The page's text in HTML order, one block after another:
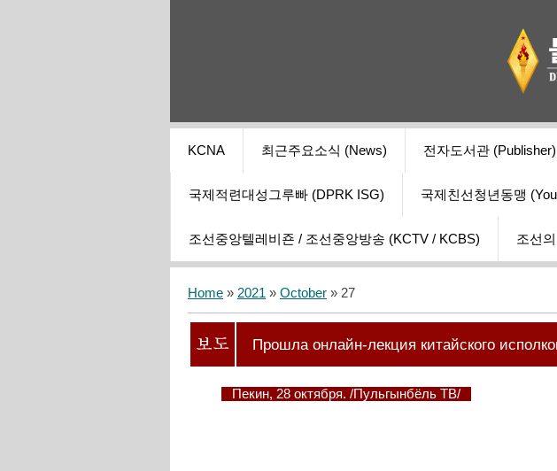
KCNA 최근주요소식 (News) 전자도서관 (Publisher)
국제적련대성그루빠 (DPRK ISG) 국제친선청년동맹
조선중앙텔레비죤 / 조선중앙방송 (KCTV / KCBS) 조선
Home » 2021 » October » 27
Прошла онлайн-лекция китайского
Пекин, 28 октября. /Пульгынбёль ТВ/